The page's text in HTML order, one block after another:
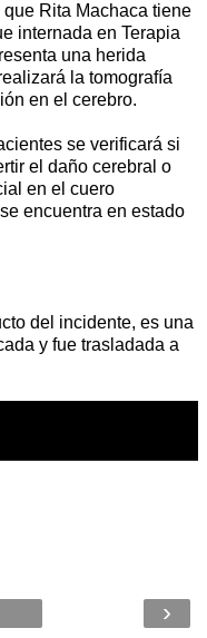
Rita Machaca tiene
internada en Terapia
una herida
la tomografía
en el cerebro.
se verificará si
el daño cerebral o
en el cuero
encuentra en estado
del incidente, es una
y fue trasladada a
›